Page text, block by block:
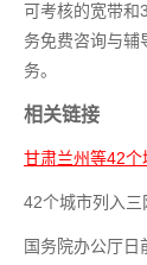
可考核的宽带和
务免费咨询与辅
务。
相关链接
甘肃兰州等42
42个城市列入
国务院办公厅日